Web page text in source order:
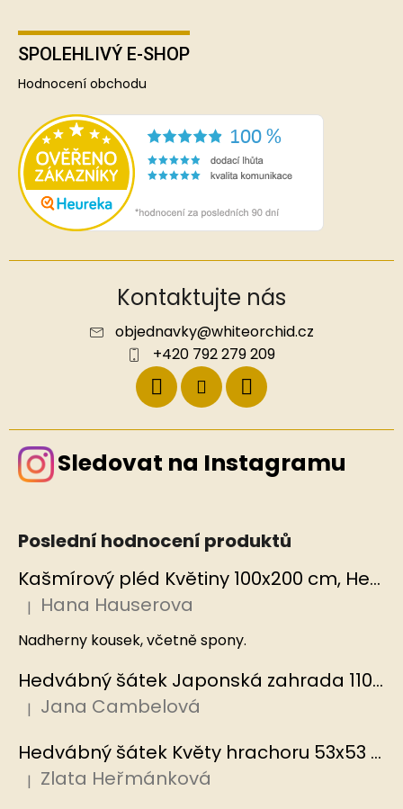
SPOLEHLIVÝ E-SHOP
Hodnocení obchodu
Kontaktujte nás
objednavky@whiteorchid.cz
+420 792 279 209
Sledovat na Instagramu
Poslední hodnocení produktů
Kašmírový pléd Květiny 100x200 cm, Hedvábný svět
Hodnocení produktu je 5 z 5 hvězdiček.
| Hana Hauserova
Nadherny kousek, včetně spony.
Hedvábný šátek Japonská zahrada 110x110 cm v dárkovém balení, HEDVÁBNÝ SVĚT
Hodnocení produktu je 5 z 5 hvězdiček.
| Jana Cambelová
Hedvábný šátek Květy hrachoru 53x53 cm v dárkovém balení, HEDVÁBNÝ SVĚT
Hodnocení produktu je 5 z 5 hvězdiček.
| Zlata Heřmánková